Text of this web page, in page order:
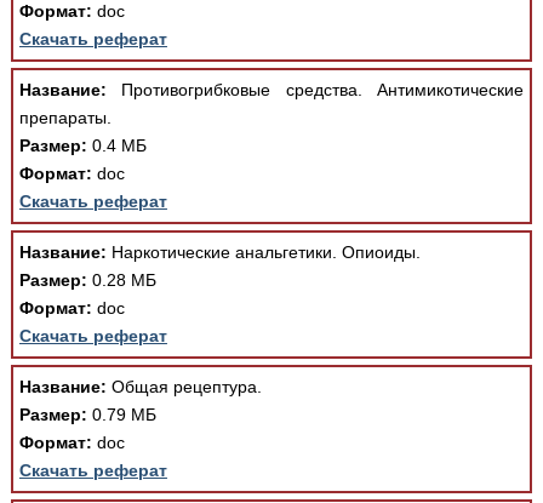
Формат: doc
Скачать реферат
Название: Противогрибковые средства. Антимикотические
препараты.
Размер: 0.4 МБ
Формат: doc
Скачать реферат
Название: Наркотические анальгетики. Опиоиды.
Размер: 0.28 МБ
Формат: doc
Скачать реферат
Название: Общая рецептура.
Размер: 0.79 МБ
Формат: doc
Скачать реферат